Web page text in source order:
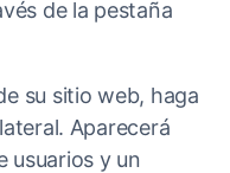
de la pestaña
su sitio web, haga
Aparecerá
usuarios y un